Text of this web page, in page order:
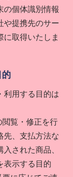
の個体識別情報
や提携先のサー
に取得いたしま
的
利用する目的は
閲覧・修正を行
先、支払方法な
された商品、
表示する目的